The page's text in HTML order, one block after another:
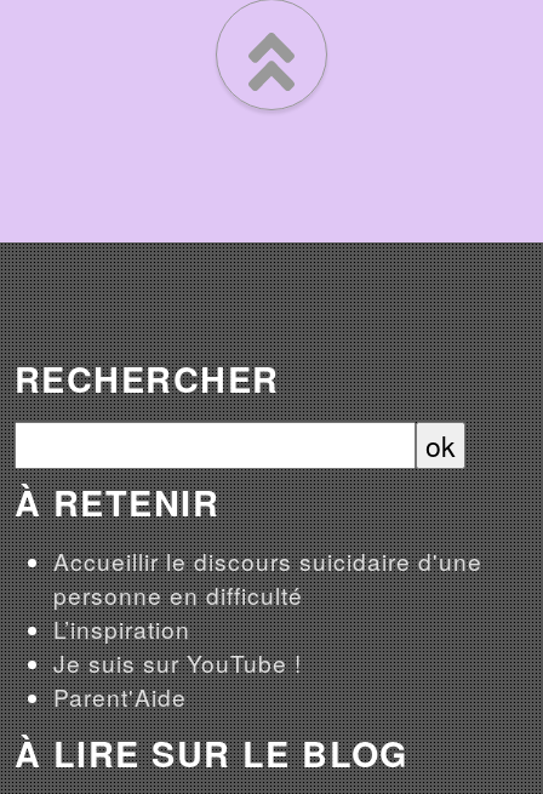
RECHERCHER
À RETENIR
Accueillir le discours suicidaire d'une
personne en difficulté
L’inspiration
Je suis sur YouTube !
Parent'Aide
À LIRE SUR LE BLOG